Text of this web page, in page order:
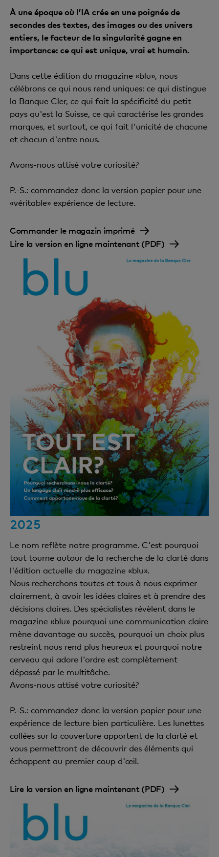
À une époque où l’IA crée en une poignée de
secondes des textes, des images ou des univers
entiers, le facteur de la singularité gagne en
importance: ce qui est unique, vrai et humain.
Dans cette édition du magazine «blu», nous
célébrons ce qui nous rend uniques: ce qui distingue
la Banque Cler, ce qui fait la spécificité du petit
pays qu'est la Suisse, ce qui caractérise les grandes
marques, et surtout, ce qui fait l'unicité de chacune
et chacun d'entre nous.
Avons-nous attisé votre curiosité?
P.-S.: commandez donc la version papier pour une
«véritable» expérience de lecture.
Commander le magazin imprimé
Lire la version en ligne maintenant (PDF)
2025
Le nom reflète notre programme. C'est pourquoi
tout tourne autour de la recherche de la clarté dans
l'édition actuelle du magazine «blu».
Nous recherchons toutes et tous à nous exprimer
clairement, à avoir les idées claires et à prendre des
décisions claires. Des spécialistes révèlent dans le
magazine «blu» pourquoi une communication claire
mène davantage au succès, pourquoi un choix plus
restreint nous rend plus heureux et pourquoi notre
cerveau qui adore l'ordre est complètement
dépassé par le multitâche.
Avons-nous attisé votre curiosité?
P.-S.: commandez donc la version papier pour une
expérience de lecture bien particulière. Les lunettes
collées sur la couverture apportent de la clarté et
vous permettront de découvrir des éléments qui
échappent au premier coup d'œil.
Lire la version en ligne maintenant (PDF)